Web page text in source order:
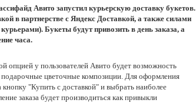
Авито запустил курьерскую доставку букетов.
в партнерстве с Яндекс Доставкой, а также силами
Букеты будут привозить в день заказа, а
часа.
опцией у пользователей Авито будет возможность
подарочные цветочные композиции. Для оформления
кнопку "Купить с доставкой" и выбрать наиболее
заказа будет производиться как привыкли